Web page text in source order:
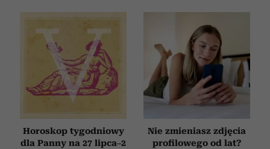
Horoskop tygodniowy
dla Panny na 27 lipca–2
Nie zmieniasz zdjęcia
profilowego od lat?